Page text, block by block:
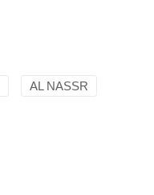
AL NASSR